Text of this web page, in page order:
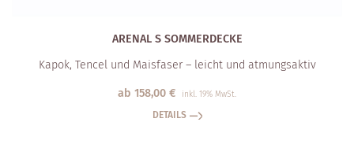
ARENAL S SOMMERDECKE
Kapok, Tencel und Maisfaser – leicht und atmungsaktiv
ab 158,00 € inkl. 19% MwSt.
DETAILS